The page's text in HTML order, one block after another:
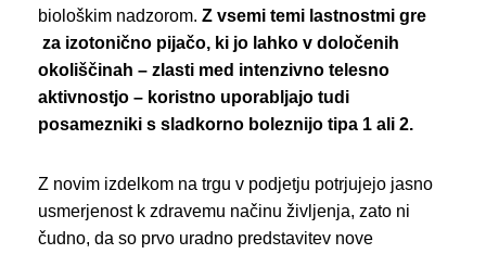
biološkim nadzorom. Z vsemi temi lastnostmi gre
za izotonično pijačo, ki jo lahko v določenih
okoliščinah – zlasti med intenzivno telesno
aktivnostjo – koristno uporabljajo tudi
posamezniki s sladkorno boleznijo tipa 1 ali 2.
Z novim izdelkom na trgu v podjetju potrjujejo jasno
usmerjenost k zdravemu načinu življenja, zato ni
čudno, da so prvo uradno predstavitev nove